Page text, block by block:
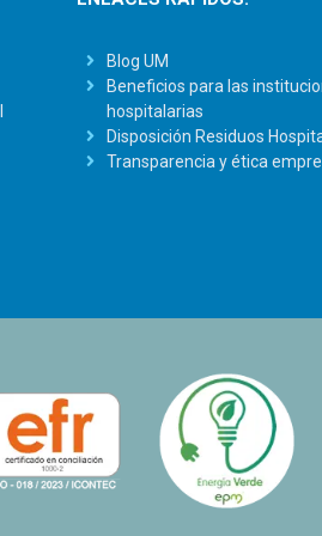
Blog UM
Beneficios para las
hospitalarias
Disposición Residuos
Transparencia y ética